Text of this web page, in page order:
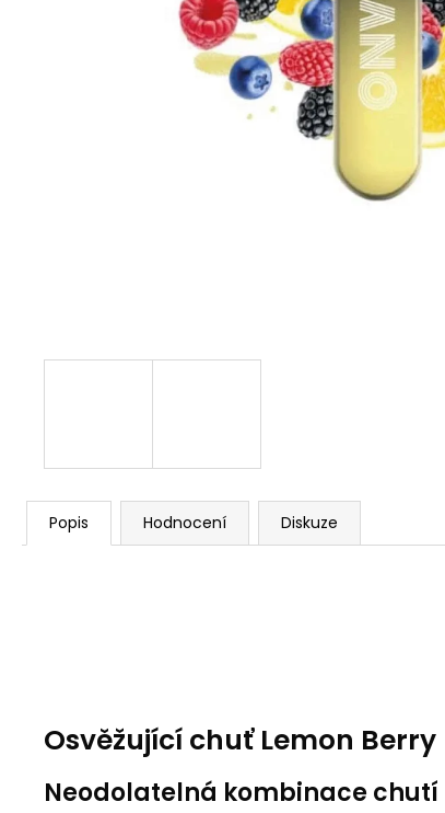
Popis Hodnocení Diskuze
Osvěžující chuť Lemon Berry
Neodolatelná kombinace chutí
VENIX PRO CAPPUCINO-X
Původně:169 Kč